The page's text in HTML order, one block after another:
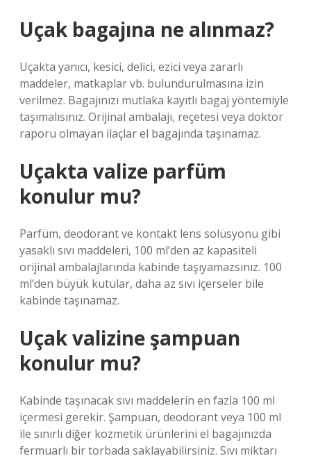
Uçak bagajına ne alınmaz?
Uçakta yanıcı, kesici, delici, ezici veya zararlı
maddeler, matkaplar vb. bulundurulmasına izin
verilmez. Bagajınızı mutlaka kayıtlı bagaj yöntemiyle
taşımalısınız. Orijinal ambalajı, reçetesi veya doktor
raporu olmayan ilaçlar el bagajında ​​taşınamaz.
Uçakta valize parfüm
konulur mu?
Parfüm, deodorant ve kontakt lens solüsyonu gibi
yasaklı sıvı maddeleri, 100 ml’den az kapasiteli
orijinal ambalajlarında kabinde taşıyamazsınız. 100
ml’den büyük kutular, daha az sıvı içerseler bile
kabinde taşınamaz.
Uçak valizine şampuan
konulur mu?
Kabinde taşınacak sıvı maddelerin en fazla 100 ml
içermesi gerekir. Şampuan, deodorant veya 100 ml
ile sınırlı diğer kozmetik ürünlerini el bagajınızda
fermuarlı bir torbada saklayabilirsiniz. Sıvı miktarı